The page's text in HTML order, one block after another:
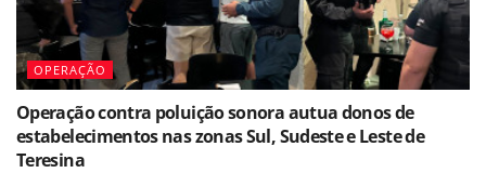
OPERAÇÃO
Operação contra poluição sonora autua donos de
estabelecimentos nas zonas Sul, Sudeste e Leste de
Teresina